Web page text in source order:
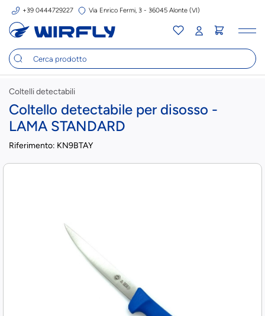
+39 0444729227 Via Enrico Fermi, 3 - 36045 Alonte (VI)
Coltelli detectabili
Coltello detectabile per disosso -
LAMA STANDARD
Riferimento: KN9BTAY